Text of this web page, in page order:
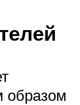
образом